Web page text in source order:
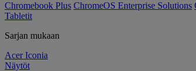
Chromebook Plus ChromeOS Enterprise Solutions
Tabletit
Sarjan mukaan
Acer Iconia
Näytöt